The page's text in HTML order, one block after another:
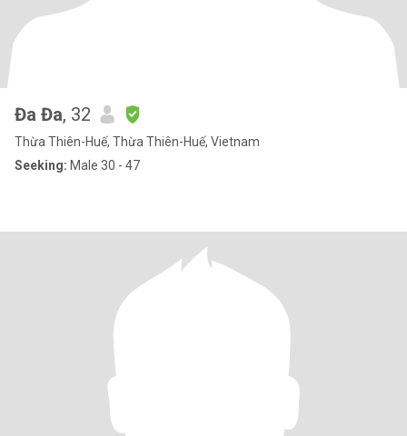
Đa Đa, 32
Thừa Thiên-Huế, Thừa Thiên-Huế, Vietnam
Seeking: Male 30 - 47